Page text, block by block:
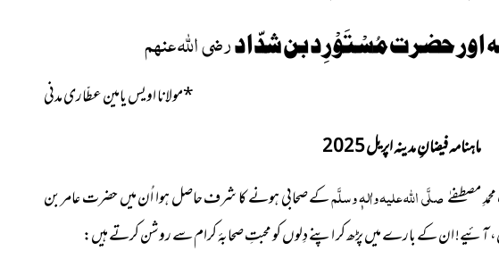
اور حضرت مُسْتَوْرِد بن شدّادرضی اللہ عنہم
*مولانا اویس یامین عطّاری مدنی
ماہنامہ فیضانِ مدینہ اپریل 2025
مصطفےٰصلَّی اللہ علیہ واٰلہٖ وسلَّمکے صحابی ہونے کا شرف حاصل ہوا اُن میں حضرت عامر بن
آئیے! ان کے بارے میں پڑھ کر اپنے دِلوں کو محبتِ صحابۂ کرام سے روشن کرتے ہیں: